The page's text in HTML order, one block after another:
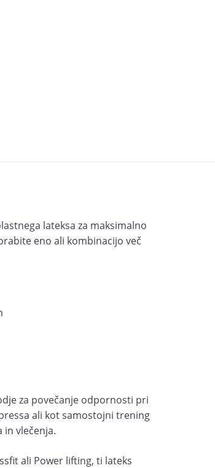
lateksa za maksimalno
eno ali kombinacijo več
za povečanje odpornosti pri
ali kot samostojni trening
in vlečenja.
ali Power lifting, ti lateks